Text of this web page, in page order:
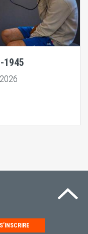
1945
S’INSCRIRE